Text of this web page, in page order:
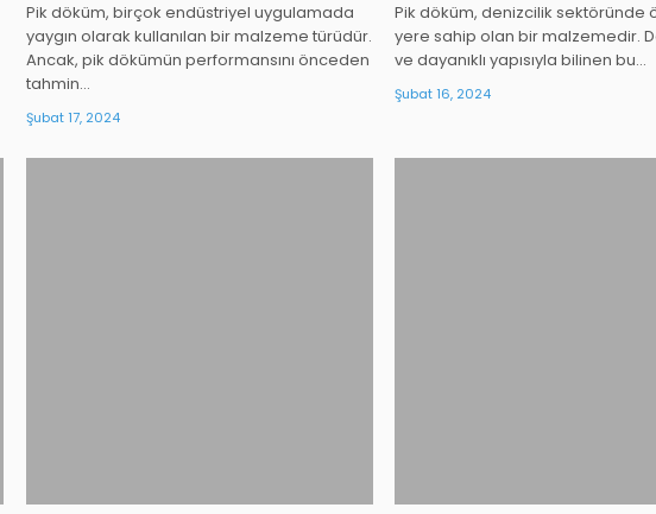
Pik döküm, birçok endüstriyel uygulamada
yaygın olarak kullanılan bir malzeme türüdür.
Ancak, pik dökümün performansını önceden
tahmin…
Şubat 17, 2024
Pik döküm, denizcilik sektöründe
yere sahip olan bir malzemedir.
ve dayanıklı yapısıyla bilinen bu…
Şubat 16, 2024